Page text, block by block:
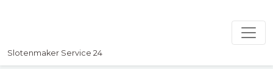
Slotenmaker Service 24